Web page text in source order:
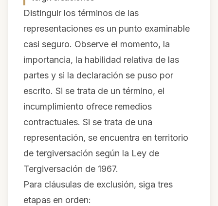
Distinguir los términos de las
representaciones es un punto examinable
casi seguro. Observe el momento, la
importancia, la habilidad relativa de las
partes y si la declaración se puso por
escrito. Si se trata de un término, el
incumplimiento ofrece remedios
contractuales. Si se trata de una
representación, se encuentra en territorio
de tergiversación según la Ley de
Tergiversación de 1967.
Para cláusulas de exclusión, siga tres
etapas en orden: